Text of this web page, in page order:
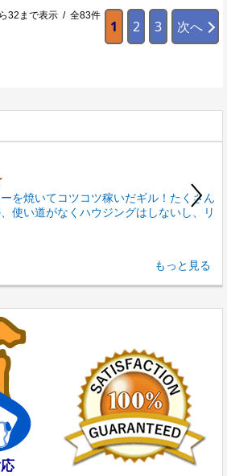
32まで表示 / 全83件
1 2 3 次へ
を焼いてコツコツ稼いだギル！たくさん
使い道がなくハウジングはしないし、リ
もっと見る